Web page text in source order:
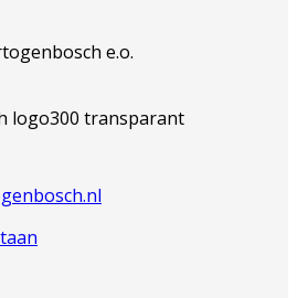
e.o.